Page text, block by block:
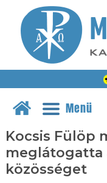
Menü
Kocsis Fülöp
meglátogatta
közösséget